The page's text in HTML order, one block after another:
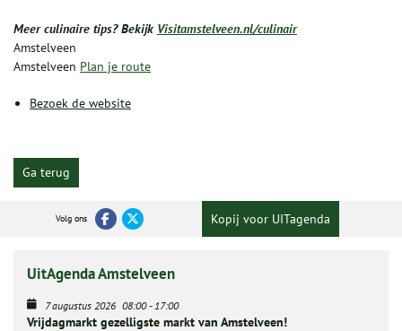
Meer culinaire tips? Bekijk Visitamstelveen.nl/culinair
Amstelveen
Amstelveen Plan je route
Bezoek de website
Ga terug
Volg ons Kopij voor UITagenda
UitAgenda Amstelveen
7 augustus 2026 08:00- 17:00
Vrijdagmarkt gezelligste markt van Amstelveen!